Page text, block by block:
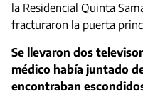
la Residencial Quinta
fracturaron la puerta
Se llevaron dos
médico había juntado
encontraban